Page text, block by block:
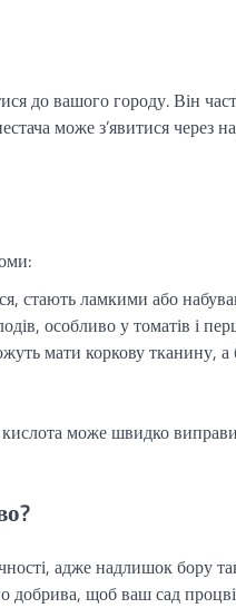
до вашого городу. Він
може з’явитися через
стають ламкими або
особливо у томатів і
мати коркову тканину,
може швидко
адже надлишок бору
добрива, щоб ваш сад